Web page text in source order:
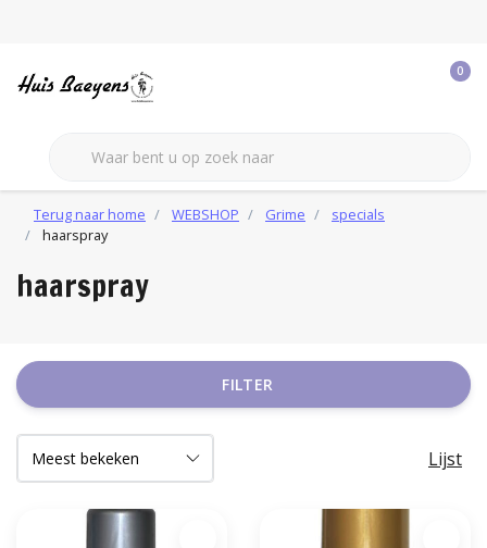
0
Terug naar home WEBSHOP Grime
specials
haarspray
haarspray
FILTER
Lijst